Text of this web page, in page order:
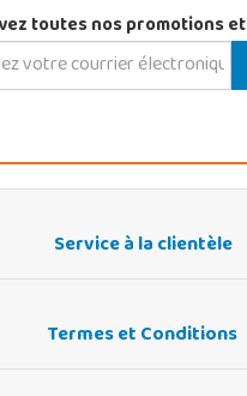
toutes nos promotions
Service à la clientèle
Termes et Conditions